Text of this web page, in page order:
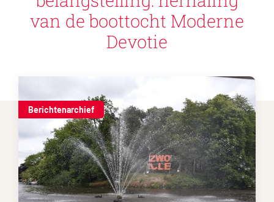
van de boottocht Moderne
Devotie
Berichtenarchief